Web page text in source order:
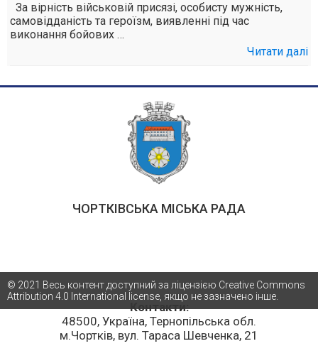
За вірність військовій присязі, особисту мужність,
самовідданість та героїзм, виявленні під час
виконання бойових …
Читати далі
ЧОРТКІВСЬКА МІСЬКА РАДА
Контакти:
48500, Україна, Тернопільська обл.
м.Чортків, вул. Тараса Шевченка, 21
© 2021 Весь контент доступний за ліцензією Creative Commons
Attribution 4.0 International license, якщо не зазначено інше.